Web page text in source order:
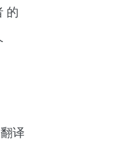
的
译